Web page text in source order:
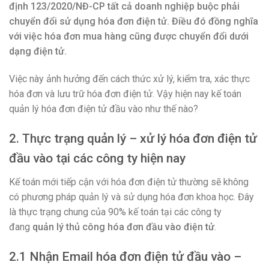
định 123/2020/NĐ-CP tất cả doanh nghiệp buộc phải
chuyển đổi sử dụng hóa đơn điện tử. Điều đó đồng nghĩa
với việc hóa đơn mua hàng cũng được chuyển đổi dưới
dạng điện tử.
Việc này ảnh hưởng đến cách thức xử lý, kiểm tra, xác thực
hóa đơn và lưu trữ hóa đơn điện tử. Vậy hiện nay kế toán
quản lý hóa đơn điện tử đầu vào như thế nào?
2. Thực trạng quản lý – xử lý hóa đơn điện tử
đầu vào tại các công ty hiện nay
Kế toán mới tiếp cận với hóa đơn điện tử thường sẽ không
có phương pháp quản lý và sử dụng hóa đơn khoa học. Đây
là thực trạng chung của 90% kế toán tại các công ty
đang quản lý thủ công hóa đơn đầu vào điện tử.
2.1 Nhận Email hóa đơn điện tử đầu vào –